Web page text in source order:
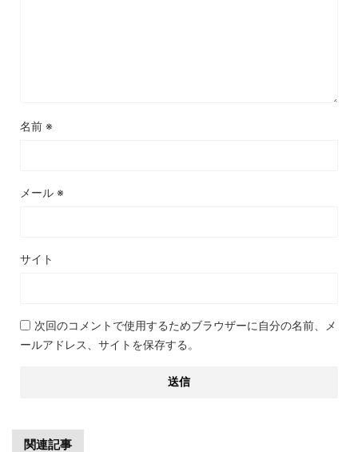
名前 ※
メール ※
サイト
次回のコメントで使用するためブラウザーに自分の名前、メ
ールアドレス、サイトを保存する。
関連記事